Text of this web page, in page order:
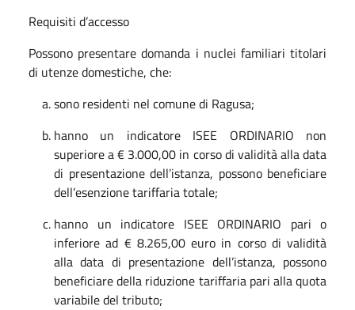
Requisiti d’accesso
Possono presentare domanda i nuclei familiari titolari
di utenze domestiche, che:
sono residenti nel comune di Ragusa;
hanno un indicatore ISEE ORDINARIO non
superiore a € 3.000,00 in corso di validità alla data
di presentazione dell’istanza, possono beneficiare
dell’esenzione tariffaria totale;
hanno un indicatore ISEE ORDINARIO pari o
inferiore ad € 8.265,00 euro in corso di validità
alla data di presentazione dell’istanza, possono
beneficiare della riduzione tariffaria pari alla quota
variabile del tributo;